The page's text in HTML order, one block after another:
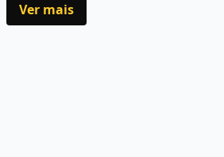
Ver mais